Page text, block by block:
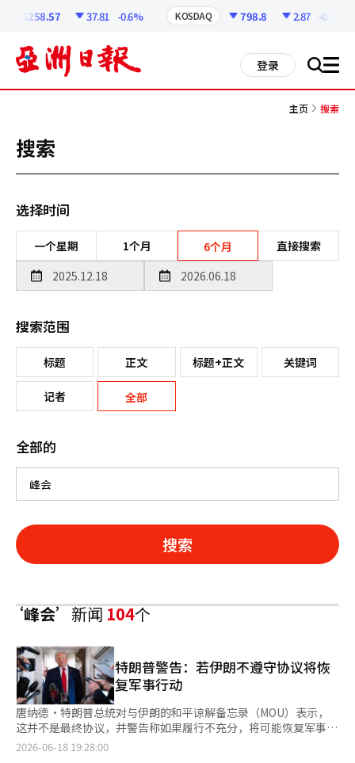
6258.57 37.81 -0.6% KOSDAQ 798.8 2.87 -0.36%
登录 搜 all
主页 搜索
搜索
选择时间
一个星期 1个月 6个月 直接搜索
搜索范围
标题 正文 标题+正文 关键词
记者 全部
全部的
搜索
‘峰会’新闻104个
特朗普警告：若伊朗不遵守协议将恢
复军事行动
唐纳德·特朗普总统对与伊朗的和平谅解备忘录（MOU）表示，
这并不是最终协议，并警告称如果履行不充分，将可能恢复军事行
动。美国的提案中包括阻止伊朗核武器开发、重新开放霍尔木兹海
2026-06-18 19:28:00